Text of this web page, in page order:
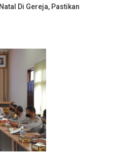
Di Gereja, Pastikan